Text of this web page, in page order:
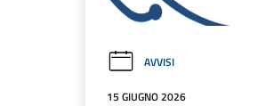
AVVISI
15 GIUGNO 2026